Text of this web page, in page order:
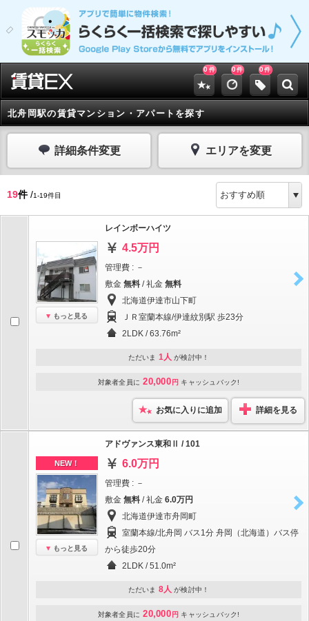
0 件 0件 0件
北舟岡駅の賃貸マンション・アパートを探す
詳細条件変更 エリアを変更
19件/1-19件目
もっと見る
レインボーハイツ
4.5万円
管理費 : －
敷金 無料 / 礼金 無料
北海道伊達市山下町
ＪＲ室蘭本線/伊達紋別駅 歩23分
2LDK / 63.76m²
ただいま 1人 が検討中！
対象者全員に 20,000 円 キャッシュバック!
お気に入りに追加 詳細を見る
NEW！
もっと見る
アドヴァンス東和Ⅱ / 101
6.0万円
管理費 : －
敷金 無料 / 礼金 6.0万円
北海道伊達市舟岡町
室蘭本線/北舟岡 バス1分 舟岡（北海道）バス停
から徒歩20分
2LDK / 51.0m²
ただいま 8人 が検討中！
対象者全員に 20,000 円 キャッシュバック!